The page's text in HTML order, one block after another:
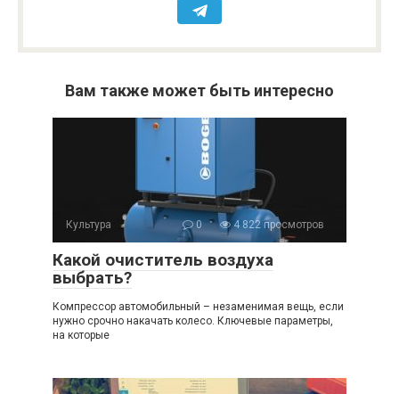
Вам также может быть интересно
Культура 0 4 822 просмотров
Какой очиститель воздуха
выбрать?
Компрессор автомобильный – незаменимая вещь, если
нужно срочно накачать колесо. Ключевые параметры,
на которые